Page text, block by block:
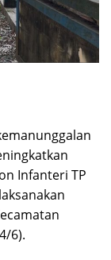
Infanteri TP
6).